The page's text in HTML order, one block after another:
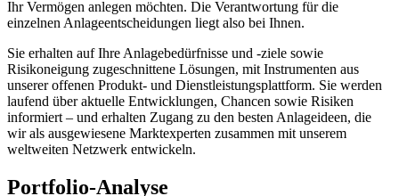
Ihr Vermögen anlegen möchten. Die Verantwortung für die
einzelnen Anlageentscheidungen liegt also bei Ihnen.
Sie erhalten auf Ihre Anlagebedürfnisse und -ziele sowie
Risikoneigung zugeschnittene Lösungen, mit Instrumenten aus
unserer offenen Produkt- und Dienstleistungsplattform. Sie werden
laufend über aktuelle Entwicklungen, Chancen sowie Risiken
informiert – und erhalten Zugang zu den besten Anlageideen, die
wir als ausgewiesene Marktexperten zusammen mit unserem
weltweiten Netzwerk entwickeln.
Portfolio-Analyse